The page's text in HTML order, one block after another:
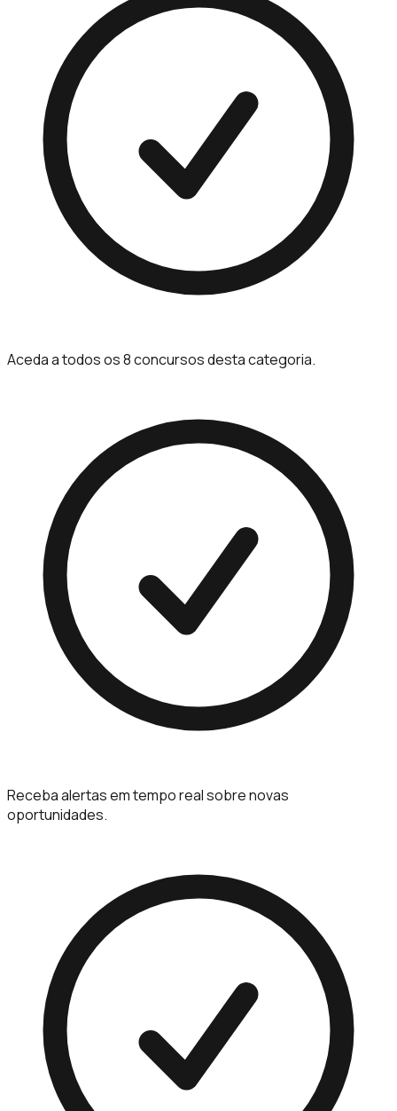
Aceda a todos os 8 concursos desta categoria.
Receba alertas em tempo real sobre novas
oportunidades.